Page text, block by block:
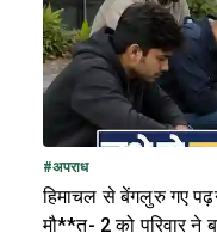
#अपराध
हिमाचल से बेंगलुरु गए
मौ**त- 2 को परिवार ने